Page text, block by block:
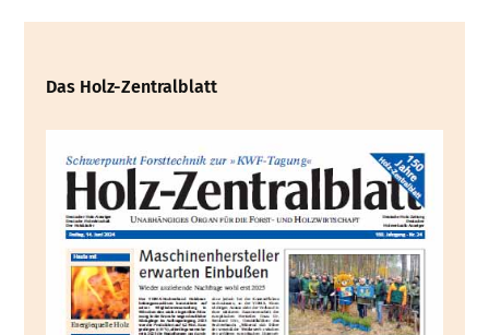
Das Holz-Zentralblatt